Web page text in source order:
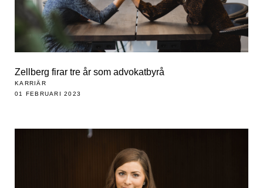
Zellberg firar tre år som advokatbyrå
KARRIÄR
01 FEBRUARI 2023